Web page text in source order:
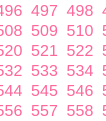
497 498
509 510
521 522
533 534
545 546
557 558